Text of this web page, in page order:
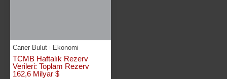
Caner Bulut Ekonomi
TCMB Haftalık Rezerv
Verileri: Toplam Rezerv
162,6 Milyar $